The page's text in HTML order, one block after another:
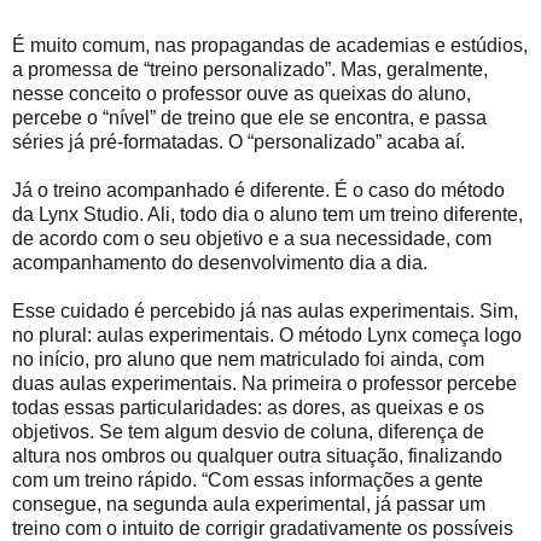
É muito comum, nas propagandas de academias e estúdios,
a promessa de “treino personalizado”. Mas, geralmente,
nesse conceito o professor ouve as queixas do aluno,
percebe o “nível” de treino que ele se encontra, e passa
séries já pré-formatadas. O “personalizado” acaba aí.
Já o treino acompanhado é diferente. É o caso do método
da Lynx Studio. Ali, todo dia o aluno tem um treino diferente,
de acordo com o seu objetivo e a sua necessidade, com
acompanhamento do desenvolvimento dia a dia.
Esse cuidado é percebido já nas aulas experimentais. Sim,
no plural: aulas experimentais. O método Lynx começa logo
no início, pro aluno que nem matriculado foi ainda, com
duas aulas experimentais. Na primeira o professor percebe
todas essas particularidades: as dores, as queixas e os
objetivos. Se tem algum desvio de coluna, diferença de
altura nos ombros ou qualquer outra situação, finalizando
com um treino rápido. “Com essas informações a gente
consegue, na segunda aula experimental, já passar um
treino com o intuito de corrigir gradativamente os possíveis